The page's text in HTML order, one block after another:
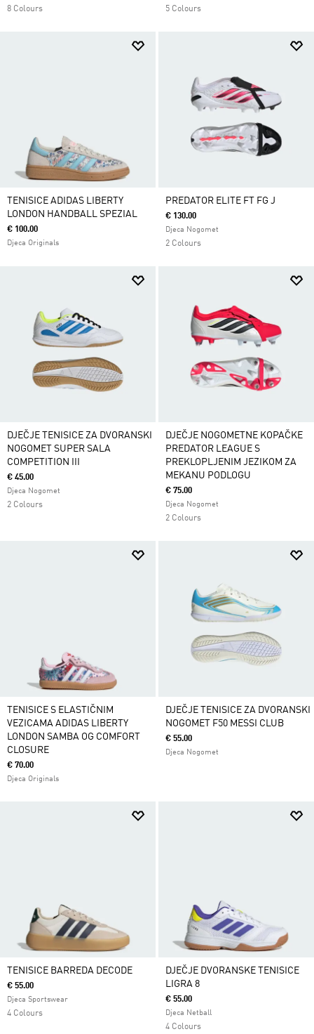
8 Colours 5 Colours
TENISICE ADIDAS LIBERTY
LONDON HANDBALL SPEZIAL
€ 100.00
Djeca Originals
PREDATOR ELITE FT FG J
€ 130.00
Djeca Nogomet
2 Colours
DJEČJE TENISICE ZA DVORANSKI
NOGOMET SUPER SALA
COMPETITION III
€ 45.00
Djeca Nogomet
2 Colours
DJEČJE NOGOMETNE KOPAČKE
PREDATOR LEAGUE S
PREKLOPLJENIM JEZIKOM ZA
MEKANU PODLOGU
€ 75.00
Djeca Nogomet
2 Colours
TENISICE S ELASTIČNIM
VEZICAMA ADIDAS LIBERTY
LONDON SAMBA OG COMFORT
CLOSURE
€ 70.00
Djeca Originals
DJEČJE TENISICE ZA DVORANSKI
NOGOMET F50 MESSI CLUB
€ 55.00
Djeca Nogomet
TENISICE BARREDA DECODE
€ 55.00
Djeca Sportswear
4 Colours
DJEČJE DVORANSKE TENISICE
LIGRA 8
€ 55.00
Djeca Netball
4 Colours